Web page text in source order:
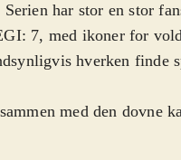
har stor en stor
7, med ikoner for
hverken finde
med den dovne